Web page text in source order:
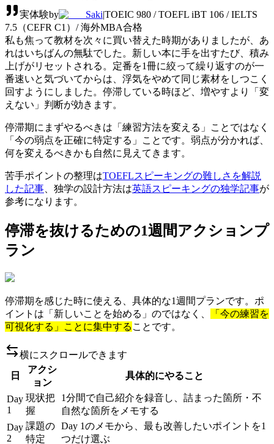
実体験by Saki|TOEIC 980 / TOEFL iBT 106 / IELTS
7.5（CEFR C1）/ 海外MBA合格
私も焦って教材を次々に買い替えた時期がありましたが、あ
れはいちばんの無駄でした。新しい本に手を出すたび、積み
上げがリセットされる。定番を1冊に絞って繰り返すのが一
番速いと気づいてからは、浮気をやめて同じ素材をしつこく
回すようにしました。停滞している時ほど、増やすより「変
えない」判断が効きます。
停滞期にまずやるべきは「練習方法を変える」ことではなく
「今の弱点を正確に特定する」ことです。弱点が分かれば、
何を変えるべきかも自然に見えてきます。
苦手ポイントの整理はTOEFLスピーキングの難しさを解説
した記事 、独学の設計方法は英語スピーキングの独学記事が
参考になります。
停滞を抜けるための1週間アクションプ
ラン
停滞期を感じた時に使える、具体的な1週間プランです。ポ
イントは「新しいことを始める」のではなく、
「今の練習を
可視化する」ことに集中する ことです。
横にスクロールできます
日
アクシ
ョン
具体的にやること
Day
1
現状把
握
1分間で自己紹介を録音し、詰まった箇所・不
自然な箇所をメモする
Day
2
課題の
特定
Day 1のメモから、最も改善したいポイントを1
つだけ選ぶ